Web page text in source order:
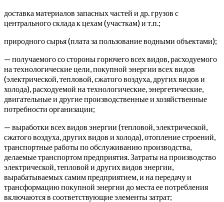
доставка материалов запасных частей и др. грузов с
центрального склада к цехам (участкам) и т.п.;
природного сырья (плата за пользование водными объектами);
— получаемого со стороны горючего всех видов, расходуемого
на технологические цели, покупной энергии всех видов
(электрической, тепловой, сжатого воздуха, других видов и
холода), расходуемой на технологические, энергетические,
двигательные и другие производственные и хозяйственные
потребности организации;
— выработки всех видов энергии (тепловой, электрической,
сжатого воздуха, других видов и холода), отопление строений,
транспортные работы по обслуживанию производства,
делаемые транспортом предприятия. Затраты на производство
электрической, тепловой и других видов энергии,
вырабатываемых самим предприятием, и на передачу и
трансформацию покупной энергии до места ее потребления
включаются в соответствующие элементы затрат;